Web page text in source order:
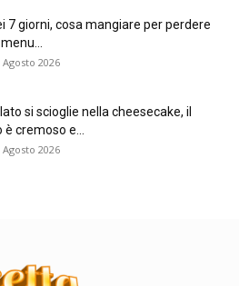
7 giorni, cosa mangiare per perdere
Agosto 2026
si scioglie nella cheesecake, il
cremoso e...
Agosto 2026